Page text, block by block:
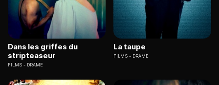
Dans les griffes du
stripteaseur
FILMS DRAME
La taupe
FILMS DRAME